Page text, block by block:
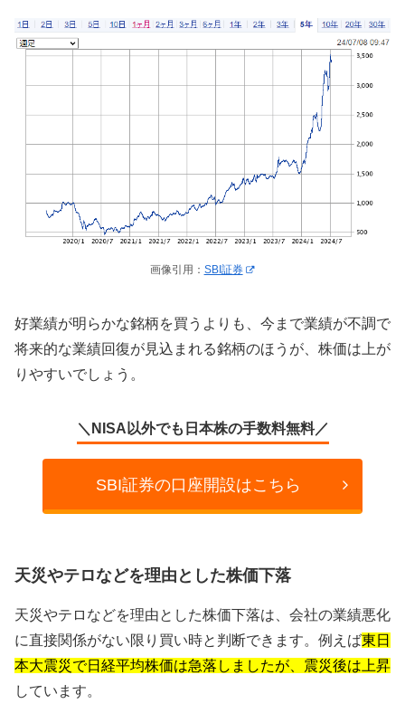
画像引用： SBI証券
好業績が明らかな銘柄を買うよりも、今まで業績が不調で
将来的な業績回復が見込まれる銘柄のほうが、株価は上が
りやすいでしょう。
＼NISA以外でも日本株の手数料無料／
SBI証券の口座開設はこちら
天災やテロなどを理由とした株価下落
天災やテロなどを理由とした株価下落は、会社の業績悪化
に直接関係がない限り買い時と判断できます。例えば東日
本大震災で日経平均株価は急落しましたが、震災後は上昇
しています。